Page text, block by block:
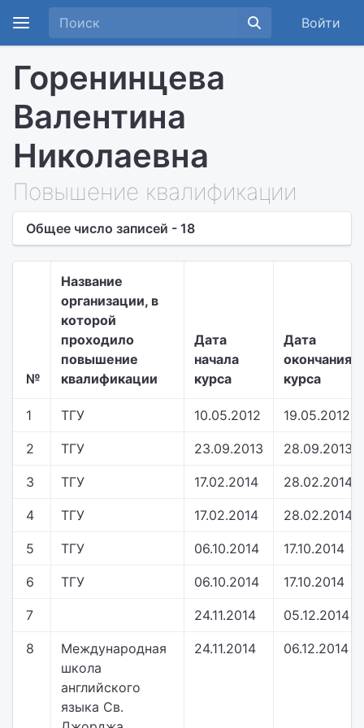
Войти
Горенинцева
Валентина
Николаевна
Повышение квалификации
Общее число записей - 18
№
Название
организации, в
которой
проходило
повышение
квалификации
Дата
начала
курса
Дата
окончания
курса
1 ТГУ 10.05.2012 19.05.2012
2 ТГУ 23.09.2013 28.09.2013
3 ТГУ 17.02.2014 28.02.2014
4 ТГУ 17.02.2014 28.02.2014
5 ТГУ 06.10.2014 17.10.2014
6 ТГУ 06.10.2014 17.10.2014
7 24.11.2014 05.12.2014
8
Международная
школа
английского
языка Св.
24.11.2014 06.12.2014